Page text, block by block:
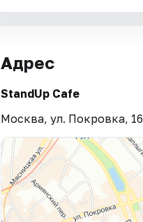
Адрес
StandUp Cafe
Москва, ул. Покровка, 16